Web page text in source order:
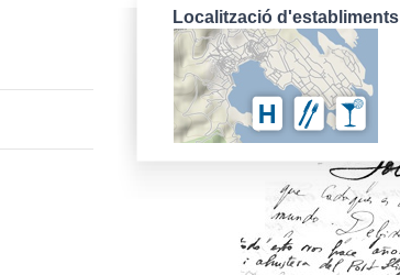
Localització d'establiments